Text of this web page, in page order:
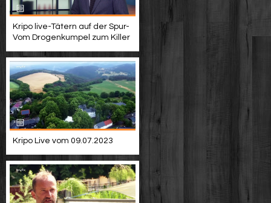
Kripo live-Tätern auf der Spur-
Vom Drogenkumpel zum Killer
Kripo Live vom 09.07.2023